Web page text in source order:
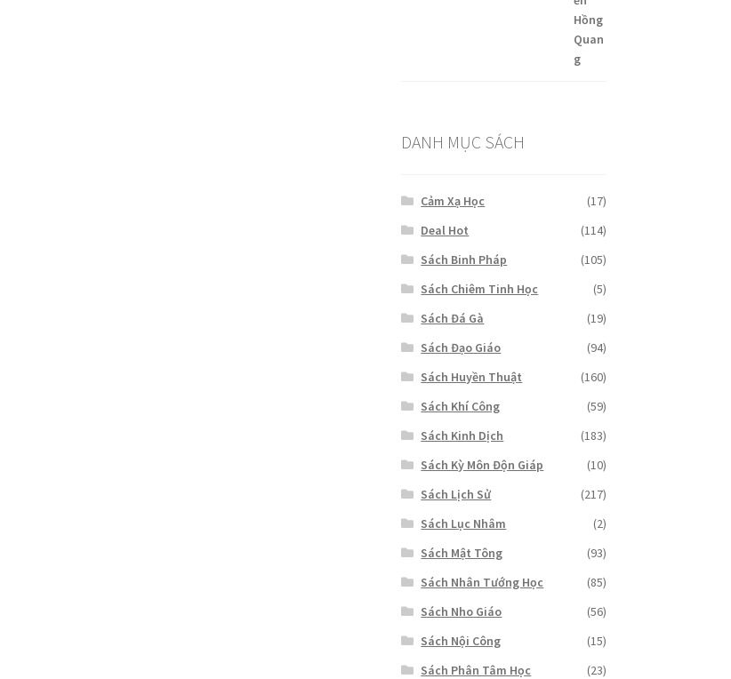
DANH MỤC SÁCH
Cảm Xạ Học
(17)
Deal Hot
(114)
Sách Binh Pháp
(105)
Sách Chiêm Tinh Học
(5)
Sách Đá Gà
(19)
Sách Đạo Giáo
(94)
Sách Huyền Thuật
(160)
Sách Khí Công
(59)
Sách Kinh Dịch
(183)
Sách Kỳ Môn Độn Giáp
(10)
Sách Lịch Sử
(217)
Sách Lục Nhâm
(2)
Sách Mật Tông
(93)
Sách Nhân Tướng Học
(85)
Sách Nho Giáo
(56)
Sách Nội Công
(15)
Sách Phân Tâm Học
(23)